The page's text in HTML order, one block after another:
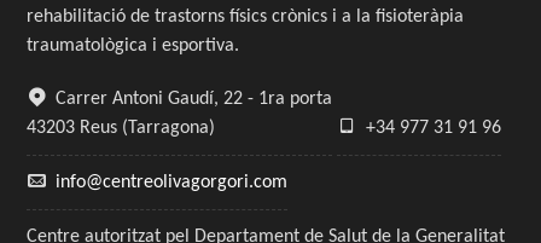
rehabilitació de trastorns físics crònics i a la fisioteràpia
traumatològica i esportiva.
Carrer Antoni Gaudí, 22 - 1ra porta
43203 Reus (Tarragona)
+34 977 31 91 96
info@centreolivagorgori.com
Centre autoritzat pel Departament de Salut de la Generalitat